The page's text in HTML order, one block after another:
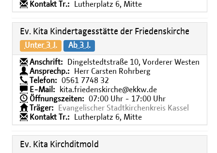
Kontakt Tr.:
Lutherplatz 6, Mitte
Ev. Kita Kindertagesstätte der Friedenskirche
Unter 3 J. Ab 3 J.
Anschrift:
Dingelstedtstraße 10, Vorderer Westen
Ansprechp.:
Herr Carsten Rohrberg
Telefon:
0561 7748 32
E-Mail:
kita.friedenskirche@ekkw.de
Öffnungszeiten:
07:00 Uhr - 17:00 Uhr
Träger:
Evangelischer Stadtkirchenkreis Kassel
Kontakt Tr.:
Lutherplatz 6, Mitte
Ev. Kita Kirchditmold